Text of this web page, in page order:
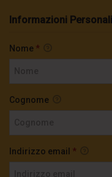
Informazioni Personali
Nome *
Cognome
Indirizzo email *